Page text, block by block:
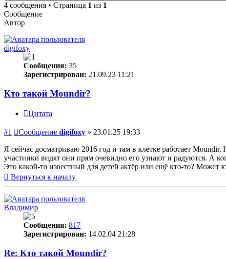
4 сообщения • Страница 1 из 1
Сообщение
Автор
digifoxy
Сообщения: 35
Зарегистрирован: 21.09.23 11:21
Кто такой Moundir?
Цитата
#1 Сообщение digifoxy » 23.01.25 19:33
Я сейчас досматриваю 2016 год и там в клетке работает
участники видят они прям очевидно его узнают и радуются. А
Это какой-то известный для детей актёр или ещё кто-то? Может
Вернуться к началу
Владимир
Сообщения: 817
Зарегистрирован: 14.02.04 21:28
Re: Кто такой Moundir?